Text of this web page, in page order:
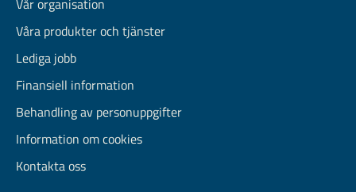
Vår organisation
Våra produkter och tjänster
Lediga jobb
Finansiell information
Behandling av personuppgifter
Information om cookies
Kontakta oss